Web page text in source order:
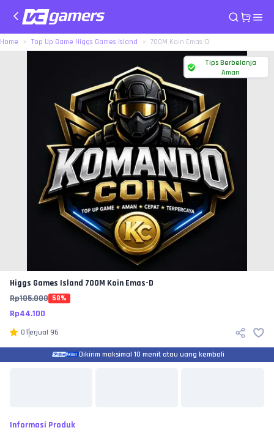
Home Top Up Game Higgs Games Island 700M Koin Emas-D
Tips Berbelanja
Aman
Higgs Games Island 700M Koin Emas-D
Rp105.000 58%
Rp44.100
0Terjual 96
Dikirim maksimal 10 menit atau uang kembali
Informasi Produk